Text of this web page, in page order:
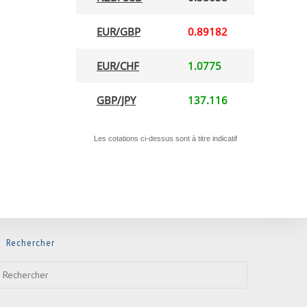
Rechercher